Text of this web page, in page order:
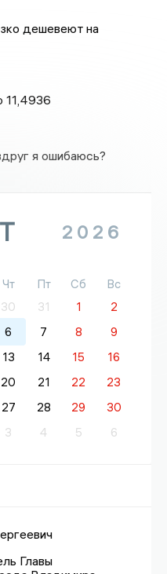
дешевеют на
11,4936
я ошибаюсь?
2026
Чт Пт Сб
Вс
30 31 1
2
6 7 8
9
13 14 15
16
20 21 22
23
27 28 29
30
3 4 5 6
Главы